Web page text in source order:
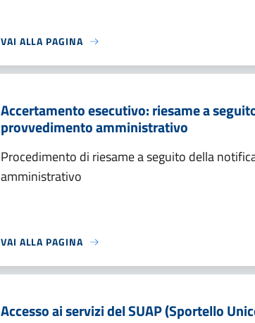
VAI ALLA PAGINA
Accertamento esecutivo: riesame a
provvedimento amministrativo
Procedimento di riesame a seguito della
amministrativo
VAI ALLA PAGINA
Accesso ai servizi del SUAP (Sportello